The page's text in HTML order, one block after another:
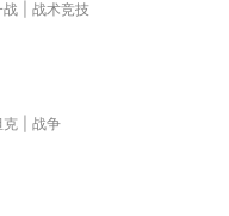
战
战术竞技
克
战争